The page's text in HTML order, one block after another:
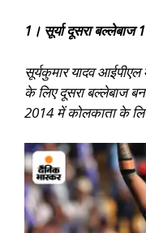
1। सूर्या दूसरा
सूर्यकुमार यादव
के लिए दूसरा बल्लेबाज
2014 में कोलकाता के